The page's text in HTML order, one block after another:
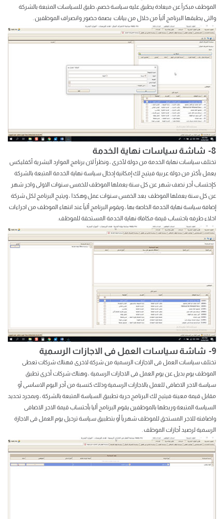
الموظف مبكراً عن ميعادة يطبق عليه سياسة خصم، طبق للسياسات المتبعة بالشركة
والتى يطبقها البرنامج ألياً من خلال من بيانات بصمة حضور وانصراف الموظفين .
8- شاشة سياسات نهاية الخدمة
تختلف سياسات نهاية الخدمة من دولة لأخرى ، ونظراً لان برنامج الموارد البشرية أكفليكس
يعمل بأكثر من دولة عربية فيتيح لك إمكانية إدخال سياسة نهاية الخدمة المتبعة بالشركة
كإحتساب أجر نصف شهر عن كل سنة يعملها الموظف للخمس سنوات الاولى واجر شهر
عن كل سنة يعملها الموظف بعد الخمس سنوات عمل وهكذا ، ويتيح البرنامج لكل شركة
إضافة سياسة نهاية الخدمة الخاصة بها ، ويقوم البرنامج ألياً عند انتهاء الموظف من اجراءات
اخلاء طرفه باحتساب قيمة مكافاة نهاية الخدمة المستحقة للموظف.
9- شاشة سياسات العمل فى الاجازات الرسمية
تختلف سياسات العمل فى الاجازات الرسمية من شركة لاخرى فهناك شركات تعطى
الموظف يوم بديل عن يوم العمل فى الاجازات الرسمية ، وهناك شركات أخرى تطبق
سياسة الاجر الاضافى للعمل بالاجازات الرسمية وذلك كنسبة من أجر اليوم الاساسى أو
مقابل قيمة معينة فيتيح لك البرنامج حرية تطبيق السياسة المتبعة بالشركة ، وبمجرد تحديد
السياسة المتبعة وربطها بالموظفين يقوم البرنامج أليا بأحتساب قيمة الاجر الاضافى
واضافته للاجر المستحق للموظف شهرياً أو بتطبيق سياسة ترحيل يوم العمل فى الاجازة
الرسمية لرصيد أجازات الموظف .